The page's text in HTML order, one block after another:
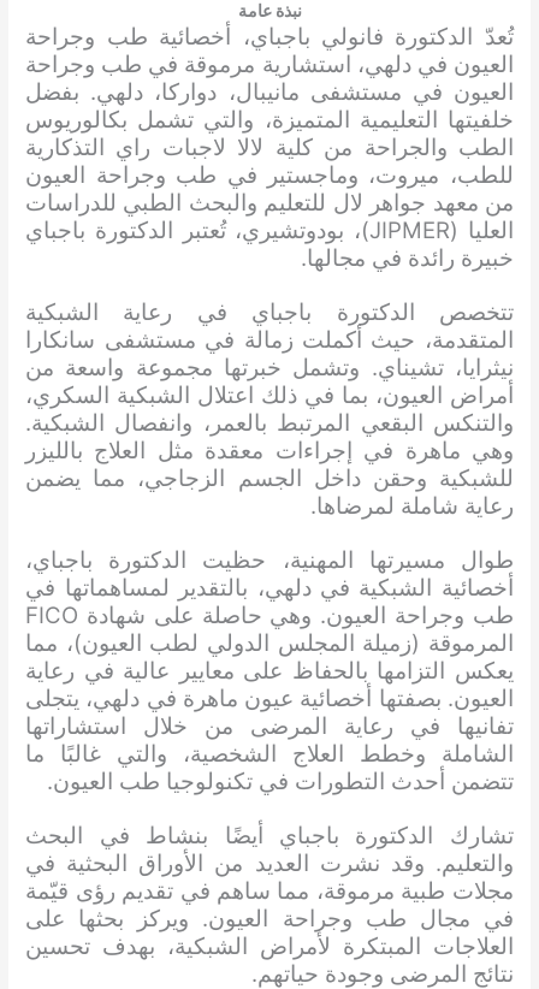
نبذة عامة
تُعدّ الدكتورة فانولي باجباي، أخصائية طب وجراحة
العيون في دلهي، استشارية مرموقة في طب وجراحة
العيون في مستشفى مانيبال، دواركا، دلهي. بفضل
خلفيتها التعليمية المتميزة، والتي تشمل بكالوريوس
الطب والجراحة من كلية لالا لاجبات راي التذكارية
للطب، ميروت، وماجستير في طب وجراحة العيون
من معهد جواهر لال للتعليم والبحث الطبي للدراسات
العليا (JIPMER)، بودوتشيري، تُعتبر الدكتورة باجباي
خبيرة رائدة في مجالها.
تتخصص الدكتورة باجباي في رعاية الشبكية
المتقدمة، حيث أكملت زمالة في مستشفى سانكارا
نيثرايا، تشيناي. وتشمل خبرتها مجموعة واسعة من
أمراض العيون، بما في ذلك اعتلال الشبكية السكري،
والتنكس البقعي المرتبط بالعمر، وانفصال الشبكية.
وهي ماهرة في إجراءات معقدة مثل العلاج بالليزر
للشبكية وحقن داخل الجسم الزجاجي، مما يضمن
رعاية شاملة لمرضاها.
طوال مسيرتها المهنية، حظيت الدكتورة باجباي،
أخصائية الشبكية في دلهي، بالتقدير لمساهماتها في
طب وجراحة العيون. وهي حاصلة على شهادة FICO
المرموقة (زميلة المجلس الدولي لطب العيون)، مما
يعكس التزامها بالحفاظ على معايير عالية في رعاية
العيون. بصفتها أخصائية عيون ماهرة في دلهي، يتجلى
تفانيها في رعاية المرضى من خلال استشاراتها
الشاملة وخطط العلاج الشخصية، والتي غالبًا ما
تتضمن أحدث التطورات في تكنولوجيا طب العيون.
تشارك الدكتورة باجباي أيضًا بنشاط في البحث
والتعليم. وقد نشرت العديد من الأوراق البحثية في
مجلات طبية مرموقة، مما ساهم في تقديم رؤى قيّمة
في مجال طب وجراحة العيون. ويركز بحثها على
العلاجات المبتكرة لأمراض الشبكية، بهدف تحسين
نتائج المرضى وجودة حياتهم.